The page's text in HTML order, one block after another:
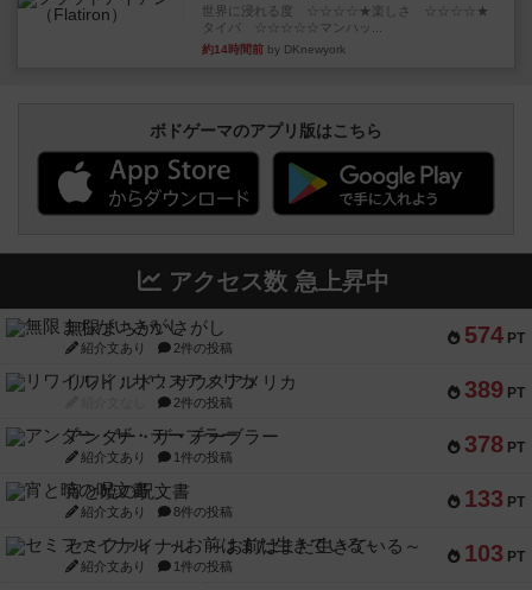
世界に浸れる度 ☆☆☆☆★楽しさ ☆☆☆☆★
タイパ ☆☆☆☆☆マンハッ...
約14時間前 by DKnewyork
ボドゲーマのアプリ版はこちら
アクセス数 急上昇中
574 PT
無限まちがいさがし
紹介文あり 2件の投稿
389 PT
リワイルド：サウスアメリカ
2件の投稿
378 PT
アンダー・ザ・テーブラー
紹介文あり 1件の投稿
133 PT
宵と暁の呪文書
紹介文あり 8件の投稿
103 PT
セミファイナル ～お前はまだ生きている～
紹介文あり 1件の投稿